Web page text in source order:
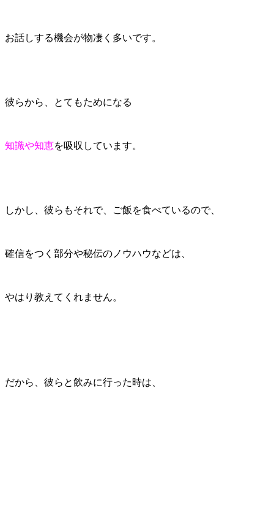
お話しする機会が物凄く多いです。
彼らから、とてもためになる
知識や知恵を吸収しています。
しかし、彼らもそれで、ご飯を食べているので、
確信をつく部分や秘伝のノウハウなどは、
やはり教えてくれません。
だから、彼らと飲みに行った時は、